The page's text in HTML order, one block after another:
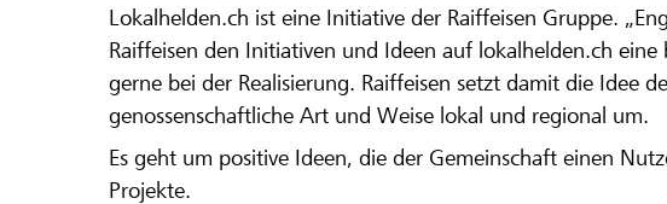
Lokalhelden.ch ist eine Initiative der Raiffeisen Gruppe.
Raiffeisen den Initiativen und Ideen auf lokalhelden.ch
gerne bei der Realisierung. Raiffeisen setzt damit die Idee
genossenschaftliche Art und Weise lokal und regional um.
Es geht um positive Ideen, die der Gemeinschaft einen
Projekte.